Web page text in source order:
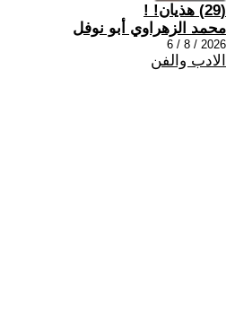
(29) هذيان! !
محمد الزهراوي أبو نوفل
2026 / 8 / 6
الادب والفن